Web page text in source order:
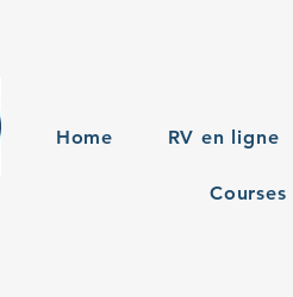
Home RV en ligne
Courses